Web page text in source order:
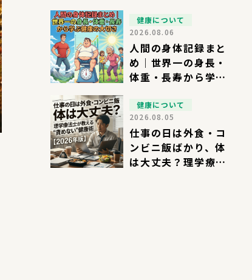
理学で検証
健康について
2026.08.06
人間の身体記録まと
め｜世界一の身長・
体重・長寿から学ぶ
健康について
2026.08.05
仕事の日は外食・コ
ンビニ飯ばかり、体
は大丈夫？理学療法